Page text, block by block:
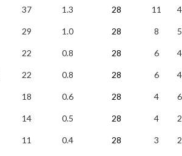
37 1.3 28 11 4
29 1.0 28 8 5
22 0.8 28 6 4
22 0.8 28 6 4
18 0.6 28 4 6
14 0.5 28 4 2
11 0.4 28 3 2